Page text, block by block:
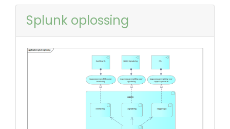
Splunk oplossing